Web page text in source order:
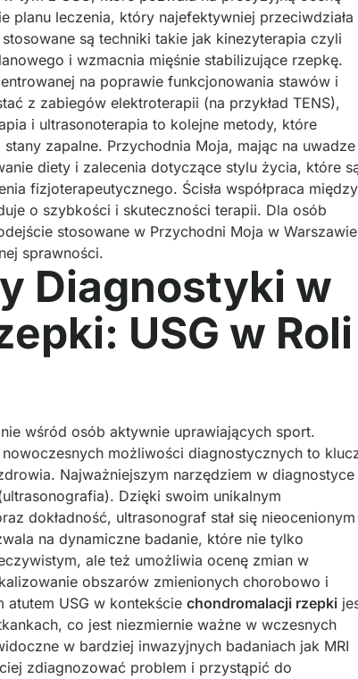
planu leczenia, który najefektywniej przeciwdziała
są techniki takie jak kinezyterapia czyli
i wzmacnia mięśnie stabilizujące rzepkę.
na poprawie funkcjonowania stawów i
z zabiegów elektroterapii (na przykład TENS),
i ultrasonoterapia to kolejne metody, które
zapalne. Przychodnia Moja, mając na uwadze
diety i zalecenia dotyczące stylu życia, które
fizjoterapeutycznego. Ścisła współpraca między
o szybkości i skuteczności terapii. Dla osób
stosowane w Przychodni Moja w Warszawie
sprawności.
Diagnostyki w
USG w Roli
wśród osób aktywnie uprawiających sport.
możliwości diagnostycznych to
Najważniejszym narzędziem w diagnostyce
Dzięki swoim unikalnym
dokładność, ultrasonograf stał się nieocenionym
na dynamiczne badanie, które nie tylko
ale też umożliwia ocenę zmian w
obszarów zmienionych chorobowo i
atutem USG w kontekście chondromalacji rzepki
co jest niezmiernie ważne w wczesnych
w bardziej inwazyjnych badaniach jak MRI
zdiagnozować problem i przystąpić do